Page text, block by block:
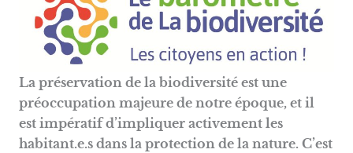
La préservation de la biodiversité est une
préoccupation majeure de notre époque, et il
est impératif d’impliquer activement les
habitant.e.s dans la protection de la nature. C’est